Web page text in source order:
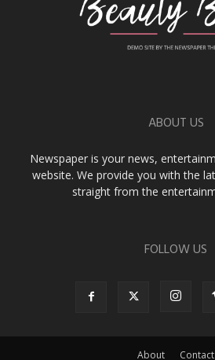
ABOUT US
Newspaper is your news,
website. We provide you with the
straight from the
FOLLOW US
About Contact